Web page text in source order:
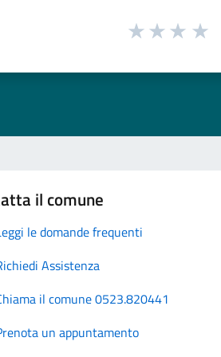
il comune
le domande frequenti
Assistenza
il comune 0523.820441
un appuntamento